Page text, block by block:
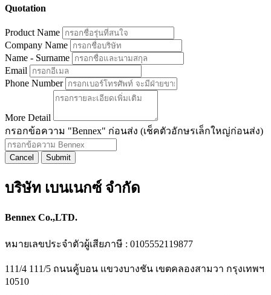
Quotation
Product Name
Company Name
Name - Surname
Email
Phone Number
More Detail
กรอกข้อความ "Bennex" ก่อนส่ง (เช็คตัวอักษรเล็กใหญ่ก่อนส่ง)
Cancel Submit
บริษัท เบนเนกซ์ จำกัด
Bennex Co.,LTD.
หมายเลขประจำตัวผู้เสียภาษี : 0105552119877
111/4 111/5 ถนนคู้บอน แขวงบางชัน เขตคลองสามวา กรุงเทพฯ
10510